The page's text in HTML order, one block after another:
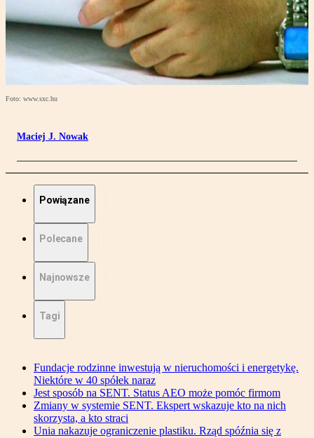
Foto: www.sxc.hu
Maciej J. Nowak
Powiązane
Polecane
Najnowsze
Tagi
Fundacje rodzinne inwestują w nieruchomości i energetykę.
Niektóre w 40 spółek naraz
Jest sposób na SENT. Status AEO może pomóc firmom
Zmiany w systemie SENT. Ekspert wskazuje kto na nich
skorzysta, a kto straci
Unia nakazuje ograniczenie plastiku. Rząd spóźnia się z